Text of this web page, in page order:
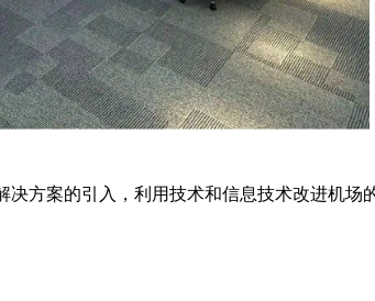
案的引入，利用技术和信息技术改进机场